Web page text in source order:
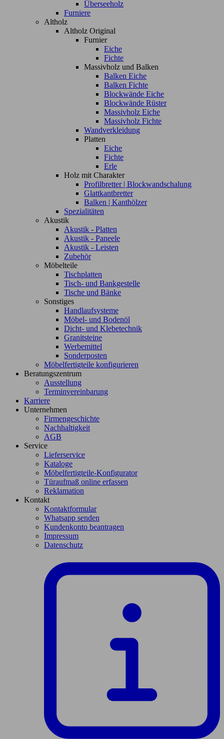
Überseeholz
Furniere
Altholz
Altholz Original
Furnier
Eiche
Fichte
Massivholz und Balken
Balken Eiche
Balken Fichte
Blockwände Eiche
Blockwände Rüster
Massivholz Eiche
Massivholz Fichte
Wandverkleidung
Platten
Eiche
Fichte
Erle
Holz mit Charakter
Profilbretter | Blockwandschalung
Glattkantbretter
Balken | Kanthölzer
Spezialitäten
Akustik
Akustik - Platten
Akustik - Paneele
Akustik - Leisten
Zubehör
Möbelteile
Tischplatten
Tisch- und Bankgestelle
Tische und Bänke
Sonstiges
Handlaufsysteme
Möbel- und Bodenöl
Dicht- und Klebetechnik
Granitsteine
Werbemittel
Sonderposten
Möbelfertigteile konfigurieren
Beratungszentrum
Ausstellung
Terminvereinbarung
Karriere
Unternehmen
Firmengeschichte
Nachhaltigkeit
AGB
Service
Lieferservice
Kataloge
Möbelfertigteile-Konfigurator
Türaufmaß online erfassen
Reklamation
Kontakt
Kontaktformular
Whatsapp senden
Kundenkonto beantragen
Impressum
Datenschutz